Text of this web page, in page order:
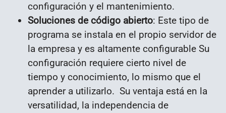
configuración y el mantenimiento.
Soluciones de código abierto: Este tipo de
programa se instala en el propio servidor de
la empresa y es altamente configurable Su
configuración requiere cierto nivel de
tiempo y conocimiento, lo mismo que el
aprender a utilizarlo. Su ventaja está en la
versatilidad, la independencia de